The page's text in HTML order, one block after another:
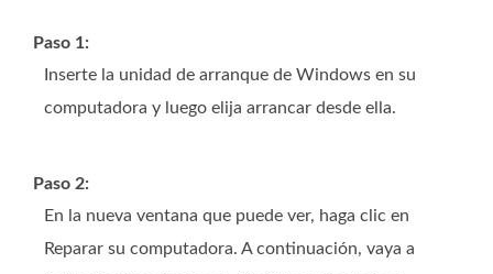
Paso 1:
Inserte la unidad de arranque de Windows en su
computadora y luego elija arrancar desde ella.
Paso 2:
En la nueva ventana que puede ver, haga clic en
Reparar su computadora. A continuación, vaya a